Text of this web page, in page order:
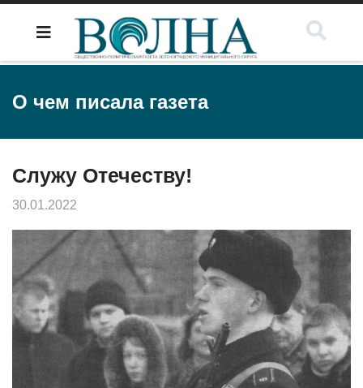
О чем писала газета
Служу Отечеству!
30.01.2022